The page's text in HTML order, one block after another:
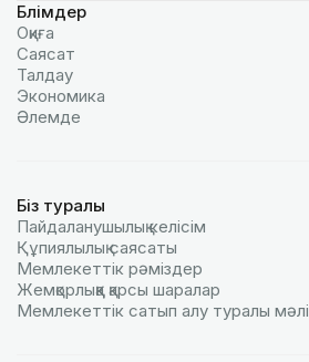
Бөлімдер
Оқиға
Саясат
Талдау
Экономика
Әлемде
Біз туралы
Пайдаланушылық келiciм
Құпиялылық саясаты
Мемлекеттік рәміздер
Жемқорлыққа қарсы шаралар
Мемлекеттік сатып алу туралы